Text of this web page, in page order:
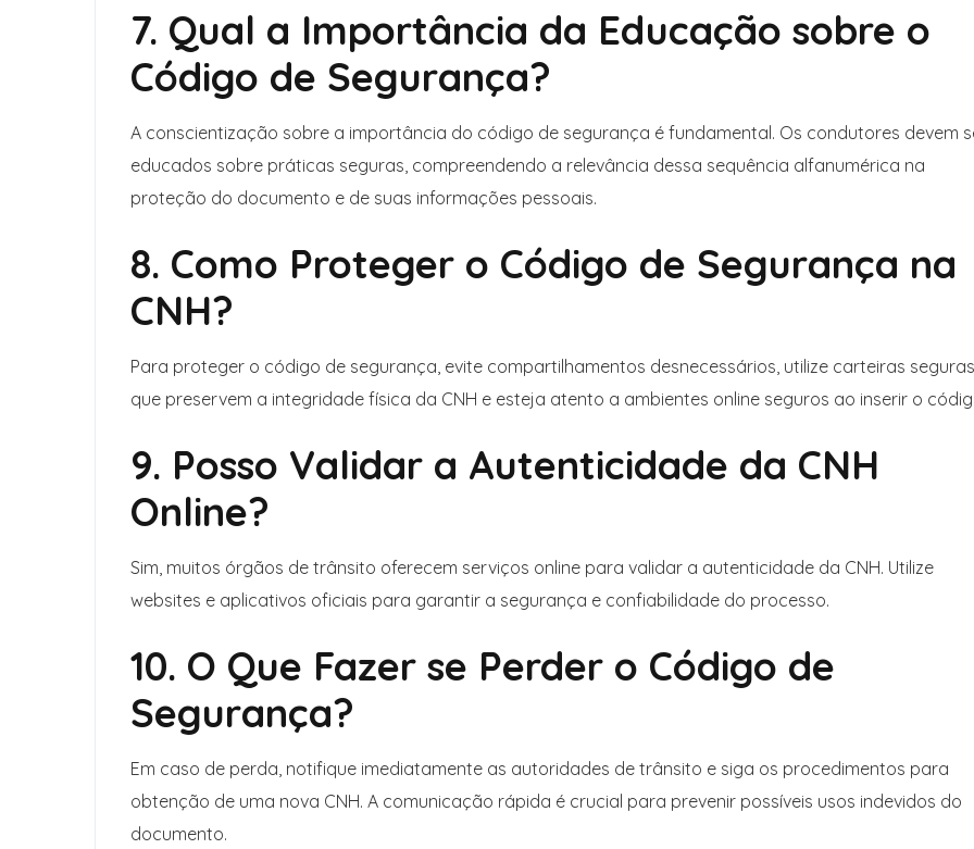
7. Qual a Importância da Educação sobre o
Código de Segurança?
A conscientização sobre a importância do código de segurança é fundamental. Os condutores devem
educados sobre práticas seguras, compreendendo a relevância dessa sequência alfanumérica na
proteção do documento e de suas informações pessoais.
8. Como Proteger o Código de Segurança na
CNH?
Para proteger o código de segurança, evite compartilhamentos desnecessários, utilize carteiras seguras
que preservem a integridade física da CNH e esteja atento a ambientes online seguros ao inserir o
9. Posso Validar a Autenticidade da CNH
Online?
Sim, muitos órgãos de trânsito oferecem serviços online para validar a autenticidade da CNH. Utilize
websites e aplicativos oficiais para garantir a segurança e confiabilidade do processo.
10. O Que Fazer se Perder o Código de
Segurança?
Em caso de perda, notifique imediatamente as autoridades de trânsito e siga os procedimentos para
obtenção de uma nova CNH. A comunicação rápida é crucial para prevenir possíveis usos indevidos do
documento.